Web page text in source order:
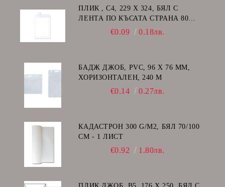
ПЛИК , C4, 229 Х 324, БЯЛ С
ЛЕНТА ПО КЪСАТА СТРАНА 80
€0.09 0.18лв.
БАДЖ ДЖОБ, PVC, 96 Х 76 ММ,
ХОРИЗОНТАЛЕН, 240 Μ
€0.14 0.27лв.
КАДАСТРОН 300 G/M2, БЯЛ 70/100
СМ - 1 ЛИСТ
€0.92 1.80лв.